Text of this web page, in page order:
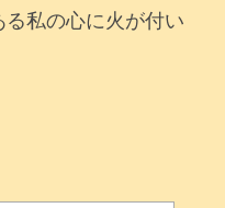
私の心に火が付い